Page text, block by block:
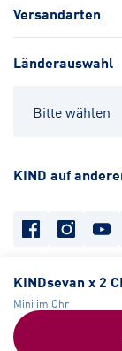
KINDsevan x 2
Mini im Ohr
Versandarten
Länderauswahl
KIND auf
Datenschutz